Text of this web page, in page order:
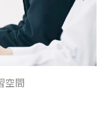
空間